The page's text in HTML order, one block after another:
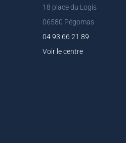
18 place du Logis
06580 Pégomas
04 93 66 21 89
Voir le centre